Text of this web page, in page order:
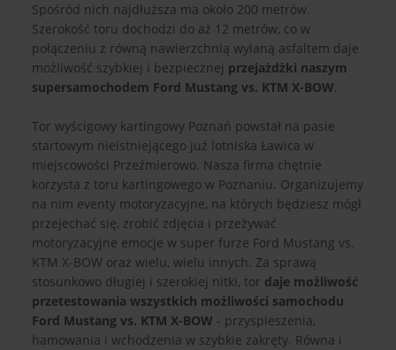
Spośród nich najdłuższa ma około 200 metrów.
Szerokość toru dochodzi do aż 12 metrów, co w
połączeniu z równą nawierzchnią wylaną asfaltem daje
możliwość szybkiej i bezpiecznej przejażdżki naszym
supersamochodem Ford Mustang vs. KTM X-BOW.
Tor wyścigowy kartingowy Poznań powstał na pasie
startowym nieistniejącego już lotniska Ławica w
miejscowości Przeźmierowo. Nasza firma chętnie
korzysta z toru kartingowego w Poznaniu. Organizujemy
na nim eventy motoryzacyjne, na których będziesz mógł
przejechać się, zrobić zdjęcia i przeżywać
motoryzacyjne emocje w super furze Ford Mustang vs.
KTM X-BOW oraz wielu, wielu innych. Za sprawą
stosunkowo długiej i szerokiej nitki, tor daje możliwość
przetestowania wszystkich możliwości samochodu
Ford Mustang vs. KTM X-BOW - przyspieszenia,
hamowania i wchodzenia w szybkie zakręty. Równa i